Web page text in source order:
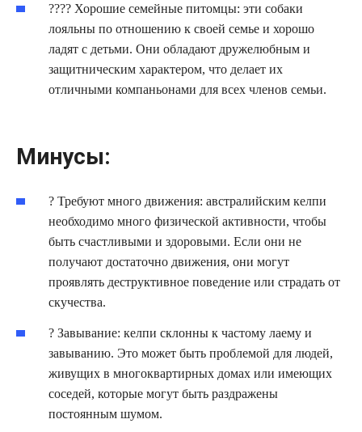
?‍?‍?‍? Хорошие семейные питомцы: эти собаки
лояльны по отношению к своей семье и хорошо
ладят с детьми. Они обладают дружелюбным и
защитническим характером, что делает их
отличными компаньонами для всех членов семьи.
Минусы:
?️ Требуют много движения: австралийским келпи
необходимо много физической активности, чтобы
быть счастливыми и здоровыми. Если они не
получают достаточно движения, они могут
проявлять деструктивное поведение или страдать от
скучества.
? Завывание: келпи склонны к частому лаему и
завыванию. Это может быть проблемой для людей,
живущих в многоквартирных домах или имеющих
соседей, которые могут быть раздражены
постоянным шумом.